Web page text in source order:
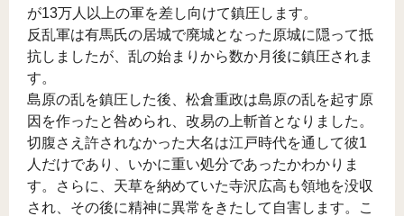
が13万人以上の軍を差し向けて鎮圧します。
反乱軍は有馬氏の居城で廃城となった原城に隠って抵
抗しましたが、乱の始まりから数か月後に鎮圧されま
す。
島原の乱を鎮圧した後、松倉重政は島原の乱を起す原
因を作ったと咎められ、改易の上斬首となりました。
切腹さえ許されなかった大名は江戸時代を通して彼1
人だけであり、いかに重い処分であったかわかりま
す。さらに、天草を納めていた寺沢広高も領地を没収
され、その後に精神に異常をきたして自害します。こ